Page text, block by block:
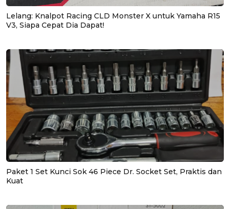
Lelang: Knalpot Racing CLD Monster X untuk Yamaha R15
V3, Siapa Cepat Dia Dapat!
Paket 1 Set Kunci Sok 46 Piece Dr. Socket Set, Praktis dan
Kuat